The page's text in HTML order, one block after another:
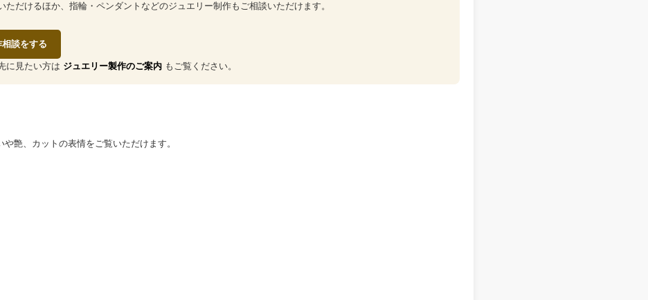
ただけるほか、指輪・ペンダントなどのジュエリー制作もご相談いただけます。
談をする
に見たい方は ジュエリー製作のご案内 もご覧ください。
や艶、カットの表情をご覧いただけます。